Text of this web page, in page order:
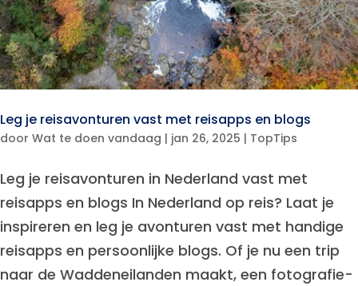
Leg je reisavonturen vast met reisapps en blogs
door Wat te doen vandaag | jan 26, 2025 | TopTips
​Leg je reisavonturen in Nederland vast met
reisapps en blogs In Nederland op reis? Laat je
inspireren en leg je avonturen vast met handige
reisapps en persoonlijke blogs. Of je nu een trip
naar de Waddeneilanden maakt, een fotografie-